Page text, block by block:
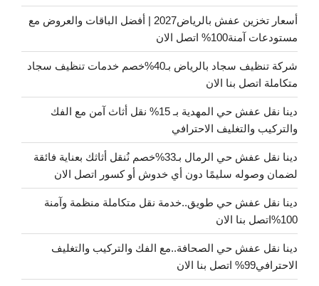
أسعار تخزين عفش بالرياض2027 | أفضل الباقات والعروض مع
مستودعات آمنة100% اتصل الان
شركة تنظيف سجاد بالرياض بـ40%خصم خدمات تنظيف سجاد
متكاملة اتصل بنا الان
دينا نقل عفش حي المهدية بـ 15% نقل أثاث آمن مع الفك
والتركيب والتغليف الاحترافي
دينا نقل عفش حي الرمال بـ33%خصم نُنقل أثاثك بعناية فائقة
لضمان وصوله سليمًا دون أي خدوش أو كسور اتصل الان
دينا نقل عفش حي طويق..خدمة نقل متكاملة منظمة وآمنة
100%اتصل بنا الان
دينا نقل عفش حي الصحافة..مع الفك والتركيب والتغليف
الاحترافي99% اتصل بنا الان